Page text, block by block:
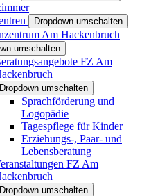
Dropdown umschalten
Am Hackenbruch
umschalten
FZ Am
Dropdown umschalten
Sprachförderung und
Logopädie
Tagespflege für Kinder
Erziehungs-, Paar- und
Lebensberatung
FZ Am
Dropdown umschalten